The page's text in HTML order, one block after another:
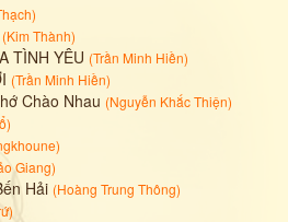
)
(Kim Thành)
TÌNH YÊU (Trần Minh Hiền)
(Trần Minh Hiền)
Chào Nhau (Nguyễn Khắc Thiện)
)
)
Giang)
Hải (Hoàng Trung Thông)
)